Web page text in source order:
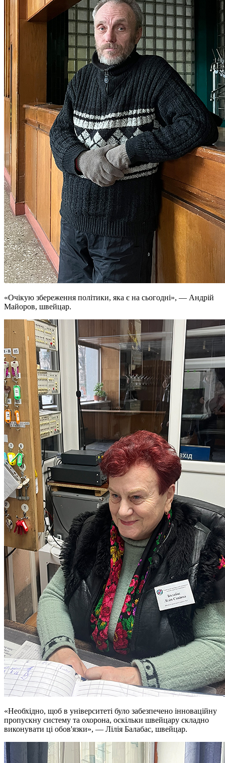
«Очікую збереження політики, яка є на сьогодні», — Андрій
Майоров, швейцар.
«Необхідно, щоб в університеті було забезпечено інноваційну
пропускну систему та охорона, оскільки швейцару складно
виконувати ці обов'язки», — Лілія Балабас, швейцар.